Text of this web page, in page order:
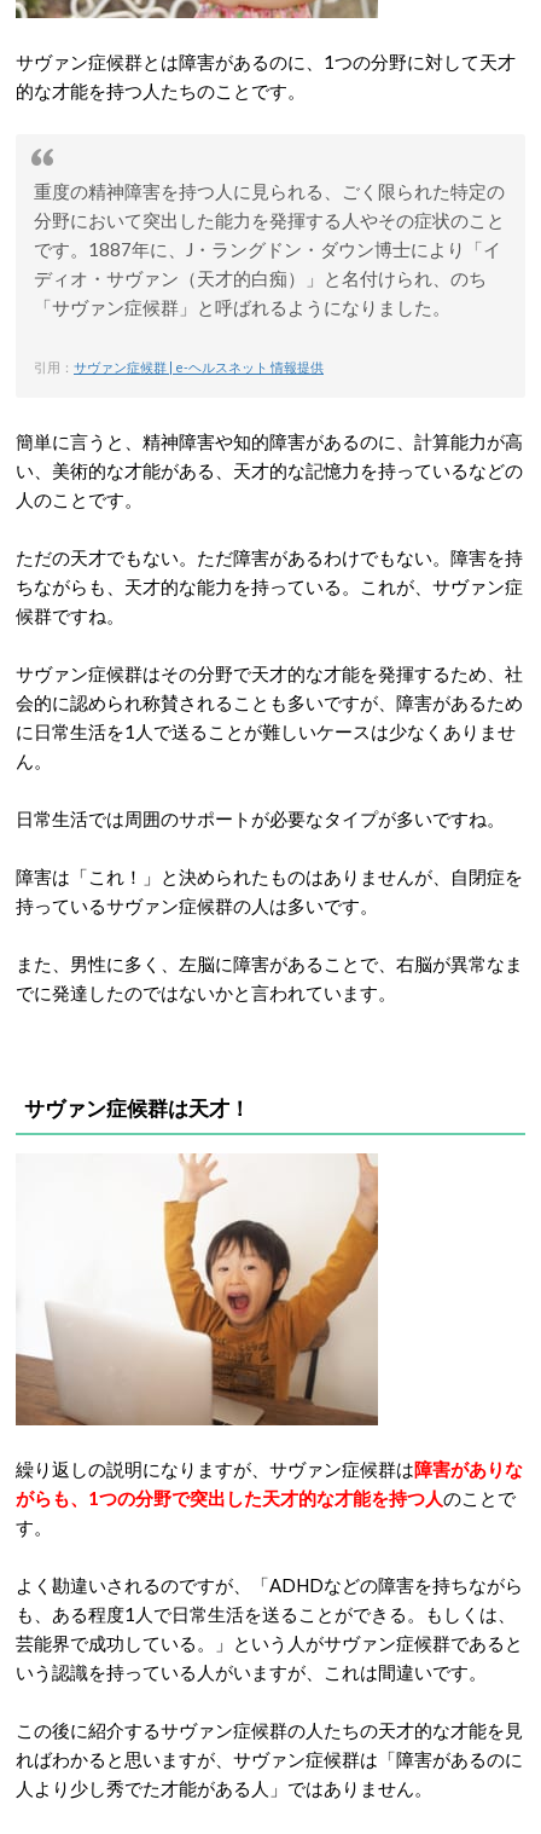
サヴァン症候群とは障害があるのに、1つの分野に対して天才
的な才能を持つ人たちのことです。
重度の精神障害を持つ人に見られる、ごく限られた特定の
分野において突出した能力を発揮する人やその症状のこと
です。1887年に、J・ラングドン・ダウン博士により「イ
ディオ・サヴァン（天才的白痴）」と名付けられ、のち
「サヴァン症候群」と呼ばれるようになりました。
引用： サヴァン症候群 | e-ヘルスネット 情報提供
簡単に言うと、精神障害や知的障害があるのに、計算能力が高
い、美術的な才能がある、天才的な記憶力を持っているなどの
人のことです。
ただの天才でもない。ただ障害があるわけでもない。障害を持
ちながらも、天才的な能力を持っている。これが、サヴァン症
候群ですね。
サヴァン症候群はその分野で天才的な才能を発揮するため、社
会的に認められ称賛されることも多いですが、障害があるため
に日常生活を1人で送ることが難しいケースは少なくありませ
ん。
日常生活では周囲のサポートが必要なタイプが多いですね。
障害は「これ！」と決められたものはありませんが、自閉症を
持っているサヴァン症候群の人は多いです。
また、男性に多く、左脳に障害があることで、右脳が異常なま
でに発達したのではないかと言われています。
サヴァン症候群は天才！
繰り返しの説明になりますが、サヴァン症候群は障害がありな
がらも、1つの分野で突出した天才的な才能を持つ人のことで
す。
よく勘違いされるのですが、「ADHDなどの障害を持ちながら
も、ある程度1人で日常生活を送ることができる。もしくは、
芸能界で成功している。」という人がサヴァン症候群であると
いう認識を持っている人がいますが、これは間違いです。
この後に紹介するサヴァン症候群の人たちの天才的な才能を見
ればわかると思いますが、サヴァン症候群は「障害があるのに
人より少し秀でた才能がある人」ではありません。